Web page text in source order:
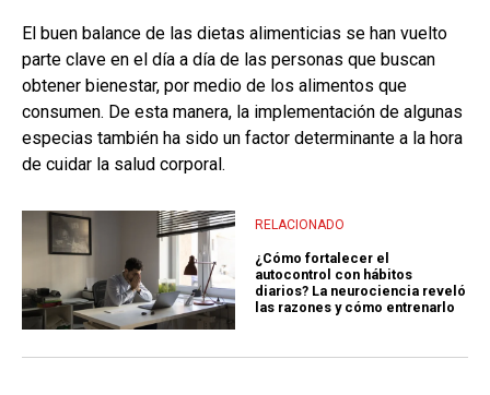
El buen balance de las dietas alimenticias se han vuelto
parte clave en el día a día de las personas que buscan
obtener bienestar, por medio de los alimentos que
consumen. De esta manera, la implementación de algunas
especias también ha sido un factor determinante a la hora
de cuidar la salud corporal.
RELACIONADO
¿Cómo fortalecer el
autocontrol con hábitos
diarios? La neurociencia reveló
las razones y cómo entrenarlo